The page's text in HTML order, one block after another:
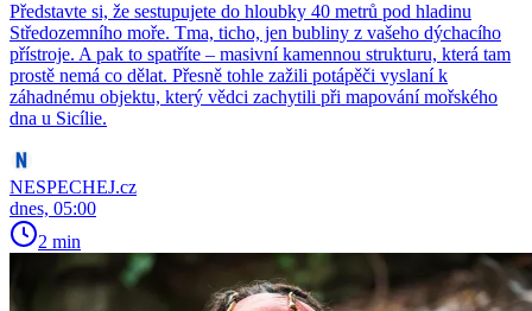
Představte si, že sestupujete do hloubky 40 metrů pod hladinu
Středozemního moře. Tma, ticho, jen bubliny z vašeho dýchacího
přístroje. A pak to spatříte – masivní kamennou strukturu, která tam
prostě nemá co dělat. Přesně tohle zažili potápěči vyslaní k
záhadnému objektu, který vědci zachytili při mapování mořského
dna u Sicílie.
NESPECHEJ.cz
dnes, 05:00
2 min